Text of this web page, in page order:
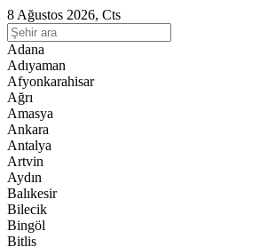
8 Ağustos 2026, Cts
Adana
Adıyaman
Afyonkarahisar
Ağrı
Amasya
Ankara
Antalya
Artvin
Aydın
Balıkesir
Bilecik
Bingöl
Bitlis